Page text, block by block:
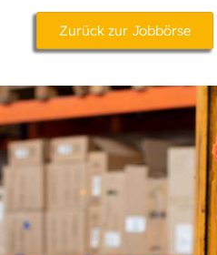
Zurück zur Jobbörse